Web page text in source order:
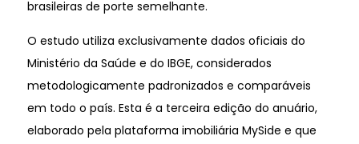
brasileiras de porte semelhante.
O estudo utiliza exclusivamente dados oficiais do
Ministério da Saúde e do IBGE, considerados
metodologicamente padronizados e comparáveis
em todo o país. Esta é a terceira edição do anuário,
elaborado pela plataforma imobiliária MySide e que